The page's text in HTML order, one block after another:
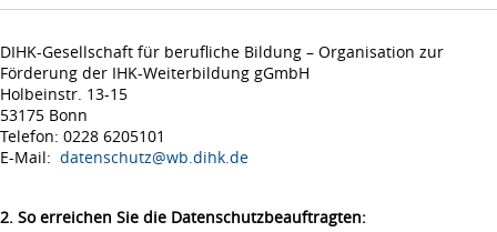
DIHK-Gesellschaft für berufliche Bildung – Organisation zur
Förderung der IHK-Weiterbildung gGmbH
Holbeinstr. 13-15
53175 Bonn
Telefon: 0228 6205101
E-Mail: datenschutz@wb.dihk.de
2. So erreichen Sie die Datenschutzbeauftragten: